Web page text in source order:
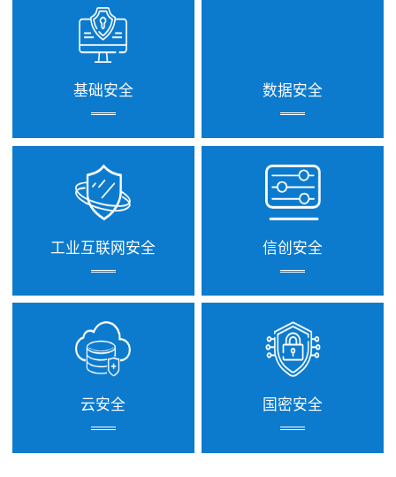
基础安全 数据安全
工业互联网安全 信创安全
云安全 国密安全